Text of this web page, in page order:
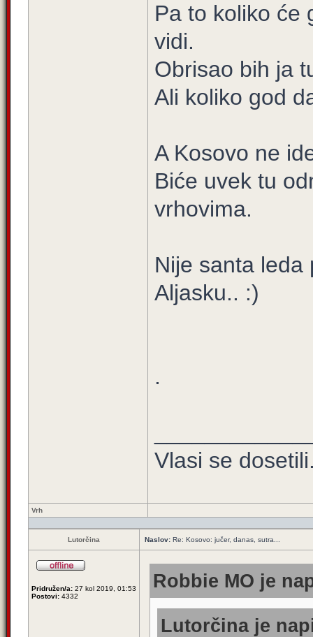
Pa to koliko će
vidi.
Obrisao bih ja
Ali koliko god
A Kosovo ne
Biće uvek tu
vrhovima.
Nije santa leda
Aljasku.. :)
.
Vlasi se
Vrh
Lutorčina Naslov: Re: Kosovo: jučer, danas, sutra...
Pridružen/a: 27 kol 2019, 01:53
Postovi: 4332
Robbie MO je
Lutorčina je